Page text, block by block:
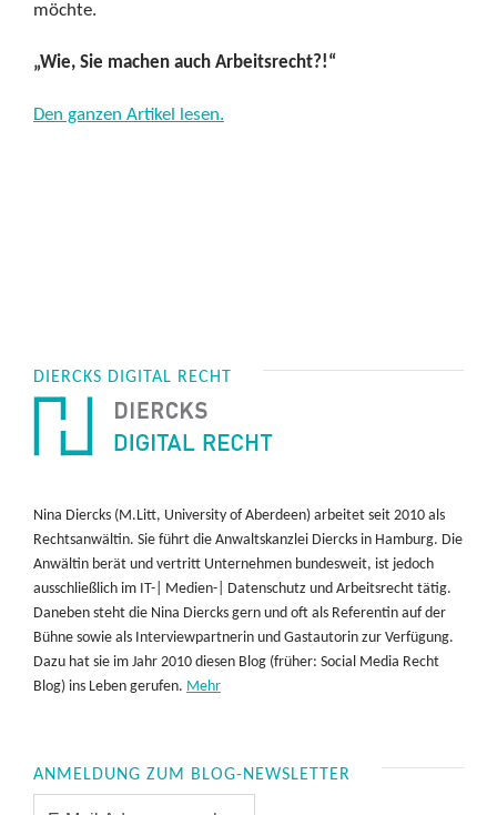
möchte.
„Wie, Sie machen auch Arbeitsrecht?!“
Den ganzen Artikel lesen.
DIERCKS DIGITAL RECHT
Nina Diercks (M.Litt, University of Aberdeen) arbeitet seit 2010 als
Rechtsanwältin. Sie führt die Anwaltskanzlei Diercks in Hamburg. Die
Anwältin berät und vertritt Unternehmen bundesweit, ist jedoch
ausschließlich im IT-| Medien-| Datenschutz und Arbeitsrecht tätig.
Daneben steht die Nina Diercks gern und oft als Referentin auf der
Bühne sowie als Interviewpartnerin und Gastautorin zur Verfügung.
Dazu hat sie im Jahr 2010 diesen Blog (früher: Social Media Recht
Blog) ins Leben gerufen. Mehr
ANMELDUNG ZUM BLOG-NEWSLETTER